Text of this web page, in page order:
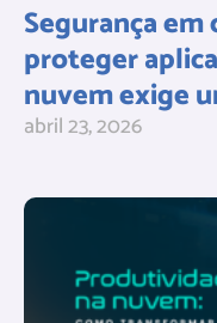
Segurança
proteger
nuvem exige
abril 23, 2026